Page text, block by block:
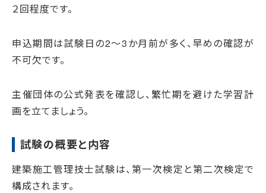
２回程度です。
申込期間は試験日の2〜3か月前が多く、早めの確認が
不可欠です。
主催団体の公式発表を確認し、繁忙期を避けた学習計
画を立てましょう。
試験の概要と内容
建築施工管理技士試験は、第一次検定と第二次検定で
構成されます。